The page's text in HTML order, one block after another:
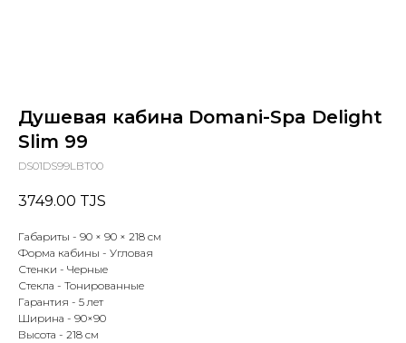
Душевая кабина Domani-Spa Delight
Slim 99
DS01DS99LBT00
3749.00 TJS
Габариты - 90 × 90 × 218 см
Форма кабины - Угловая
Стенки - Черные
Стекла - Тонированные
Гарантия - 5 лет
Ширина - 90×90
Высота - 218 см